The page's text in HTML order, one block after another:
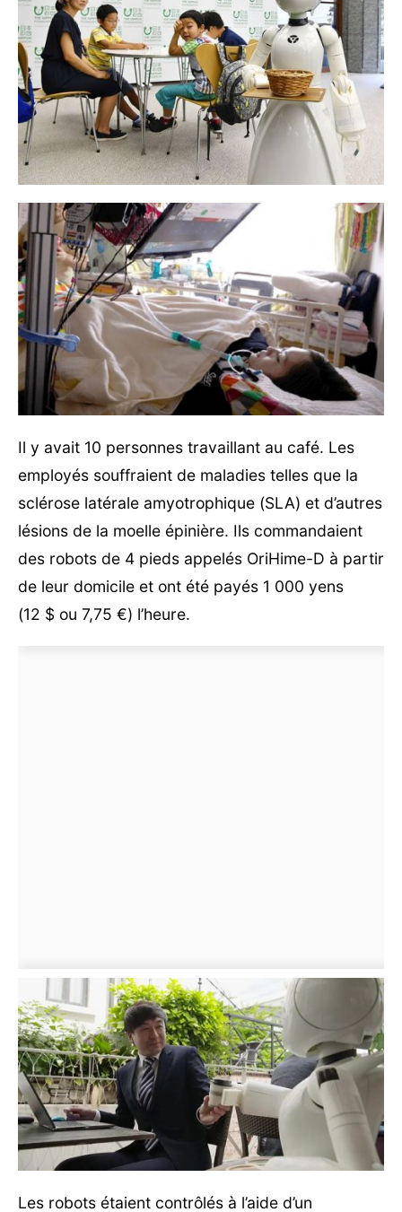
Il y avait 10 personnes travaillant au café. Les
employés souffraient de maladies telles que la
sclérose latérale amyotrophique (SLA) et d’autres
lésions de la moelle épinière. Ils commandaient
des robots de 4 pieds appelés OriHime-D à partir
de leur domicile et ont été payés 1 000 yens
(12 $ ou 7,75 €) l’heure.
Les robots étaient contrôlés à l’aide d’un